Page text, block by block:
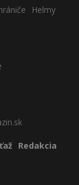
Helmy
Redakcia